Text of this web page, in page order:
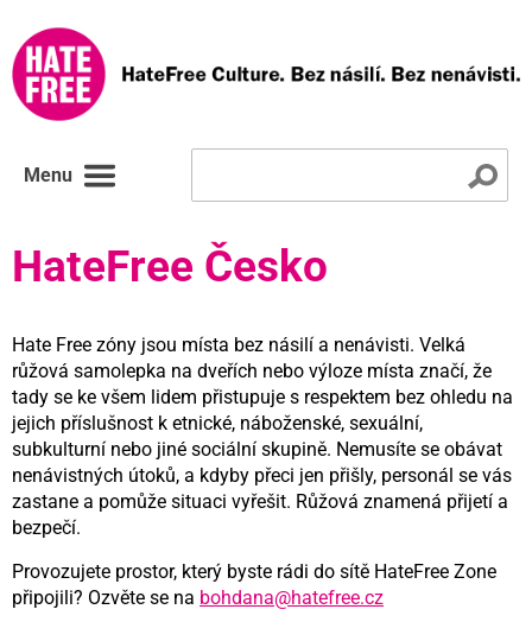
Menu
HateFree Česko
Hate Free zóny jsou místa bez násilí a nenávisti. Velká
růžová samolepka na dveřích nebo výloze místa značí, že
tady se ke všem lidem přistupuje s respektem bez ohledu na
jejich příslušnost k etnické, náboženské, sexuální,
subkulturní nebo jiné sociální skupině. Nemusíte se obávat
nenávistných útoků, a kdyby přeci jen přišly, personál se vás
zastane a pomůže situaci vyřešit. Růžová znamená přijetí a
bezpečí.
Provozujete prostor, který byste rádi do sítě HateFree Zone
připojili? Ozvěte se na bohdana@hatefree.cz